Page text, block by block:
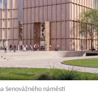
Senovážného náměstí